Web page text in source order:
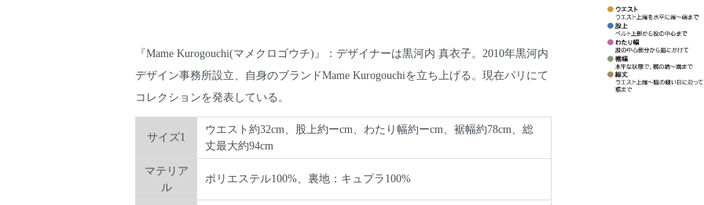
『Mame Kurogouchi(マメクロゴウチ)』：デザイナーは黒河内 真衣子。2010年黒河内
デザイン事務所設立、自身のブランドMame Kurogouchiを立ち上げる。現在パリにて
コレクションを発表している。
サイズ1
ウエスト約32cm、股上約ーcm、わたり幅約ーcm、裾幅約78cm、総
丈最大約94cm
マテリア
ル
ポリエステル100%、裏地：キュプラ100%